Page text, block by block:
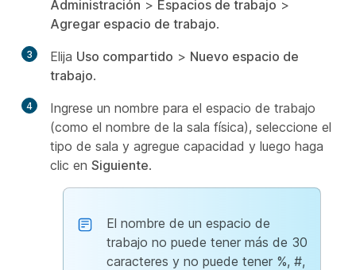
Administración > Espacios de trabajo >
Agregar espacio de trabajo.
3 Elija Uso compartido > Nuevo espacio de
trabajo.
4
Ingrese un nombre para el espacio de trabajo
(como el nombre de la sala física), seleccione el
tipo de sala y agregue capacidad y luego haga
clic en Siguiente.
El nombre de un espacio de
trabajo no puede tener más de 30
caracteres y no puede tener %, #,